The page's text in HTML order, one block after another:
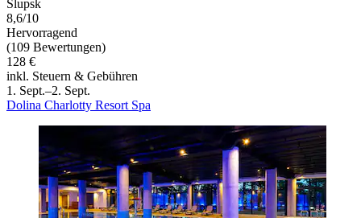
Slupsk
8,6/10
Hervorragend
(109 Bewertungen)
128 €
inkl. Steuern & Gebühren
1. Sept.–2. Sept.
Dolina Charlotty Resort Spa